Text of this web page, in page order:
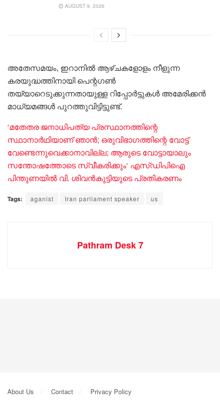
AUGUST 9, 2026
അതേസമയം, ഇറാനിൽ ആഴ്ചകളോളം നീളുന്ന
കരയുദ്ധത്തിനായി പെന്റഗൺ
തയ്യാറെടുക്കുന്നതായുള്ള റിപ്പോർട്ടുകൾ അമേരിക്കൻ
മാധ്യമങ്ങൾ പുറത്തുവിട്ടിട്ടുണ്ട്.
‘മതേതര ജനാധിപത്യ പ്രസ്ഥാനത്തിന്റെ
സ്ഥാനാർഥിയാണ് ഞാൻ; ഒരുവിഭാഗത്തിന്റെ വോട്ട്
വേണ്ടെന്നുവെക്കാനാവില്ല; ആരുടെ വോട്ടായാലും
സന്തോഷത്തോടെ സ്വീകരിക്കും‘ എസ്ഡിപിഐ
പിന്തുണയിൽ വി. ശിവൻകുട്ടിയുടെ പ്രതികരണം
Tags: aganist Iran parliament speaker us
Pathram Desk 7
About Us Contact Privacy Policy